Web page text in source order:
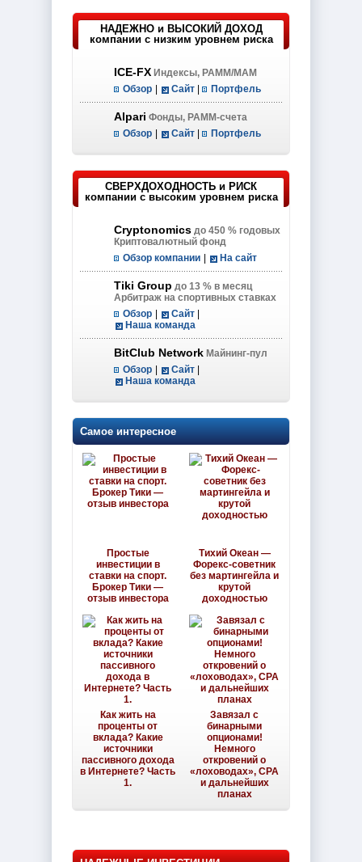
НАДЕЖНО и ВЫСОКИЙ ДОХОД
компании с низким уровнем риска
ICE-FX Индексы, PAMM/MAM
Обзор Сайт Портфель
Alpari Фонды, PAMM-счета
Обзор Сайт Портфель
СВЕРХДОХОДНОСТЬ и РИСК
компании с высоким уровнем риска
Cryptonomics до 450 % годовых
Криптовалютный фонд
Обзор компании На сайт
Tiki Group до 13 % в месяц
Арбитраж на спортивных ставках
Обзор Сайт
Наша команда
BitClub Network Майнинг-пул
Обзор Сайт
Наша команда
Самое интересное
Простые
инвестиции в
ставки на спорт.
Брокер Тики —
отзыв инвестора
Тихий Океан —
Форекс-советник
без мартингейла и
крутой
доходностью
Как жить на
проценты от
вклада? Какие
источники
пассивного дохода
в Интернете? Часть
1.
Завязал с
бинарными
опционами!
Немного
откровений о
«лоховодах», CPA
и дальнейших
планах